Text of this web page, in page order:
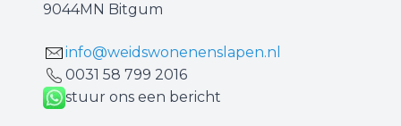
9044MN Bitgum
info@weidswonenenslapen.nl
0031 ‪58 799 2016‬
stuur ons een bericht